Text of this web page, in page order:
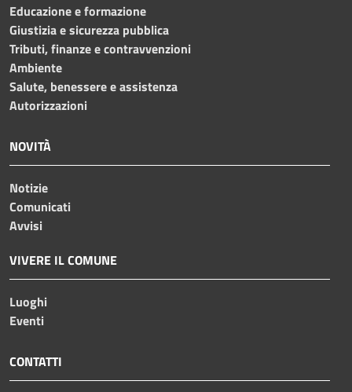
Educazione e formazione
Giustizia e sicurezza pubblica
Tributi, finanze e contravvenzioni
Ambiente
Salute, benessere e assistenza
Autorizzazioni
NOVITÀ
Notizie
Comunicati
Avvisi
VIVERE IL COMUNE
Luoghi
Eventi
CONTATTI